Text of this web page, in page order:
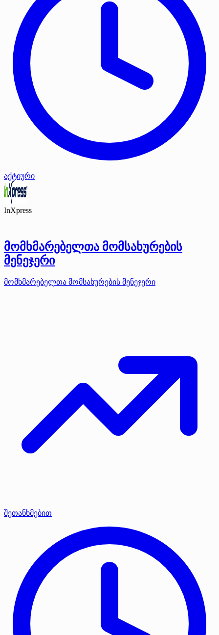
აქტიური
InXpress
მომხმარებელთა მომსახურების
მენეჯერი
მომხმარებელთა მომსახურების მენეჯერი
შეთანხმებით